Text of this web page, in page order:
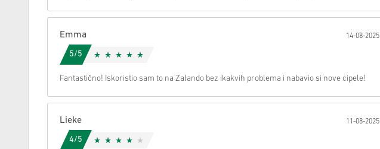
Emma 14-08-2025
5/5
Fantastično! Iskoristio sam to na Zalando bez ikakvih problema i nabavio si nove cipele!
Lieke 11-08-2025
4/5